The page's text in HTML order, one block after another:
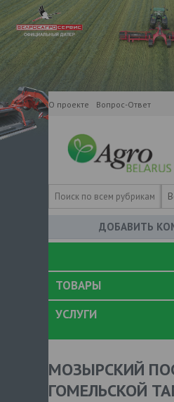
О проекте Вопрос-Ответ
ДОБАВИТЬ
ТОВАРЫ
УСЛУГИ
МОЗЫРСКИЙ
ГОМЕЛЬСКОЙ